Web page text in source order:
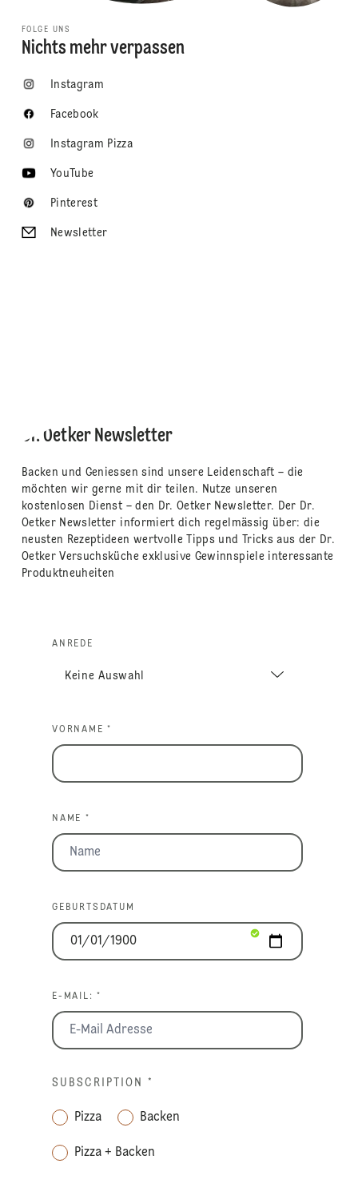
FOLGE UNS
Nichts mehr verpassen
Instagram
Facebook
Instagram Pizza
YouTube
Pinterest
Newsletter
Dr. Oetker Newsletter
Backen und Geniessen sind unsere Leidenschaft – die
möchten wir gerne mit dir teilen. Nutze unseren
kostenlosen Dienst – den Dr. Oetker Newsletter. Der Dr.
Oetker Newsletter informiert dich regelmässig über: die
neusten Rezeptideen wertvolle Tipps und Tricks aus der Dr.
Oetker Versuchsküche exklusive Gewinnspiele interessante
Produktneuheiten
ANREDE
VORNAME *
NAME *
GEBURTSDATUM
E-MAIL: *
SUBSCRIPTION *
Pizza Backen
Pizza + Backen